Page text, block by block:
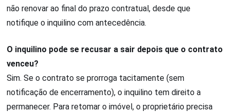
não renovar ao final do prazo contratual, desde que
notifique o inquilino com antecedência.
O inquilino pode se recusar a sair depois que o contrato
venceu?
Sim. Se o contrato se prorroga tacitamente (sem
notificação de encerramento), o inquilino tem direito a
permanecer. Para retomar o imóvel, o proprietário precisa